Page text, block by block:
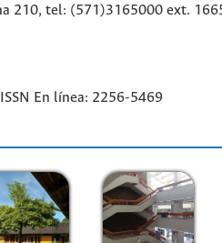
210, tel: (571)3165000 ext.
En línea: 2256-5469